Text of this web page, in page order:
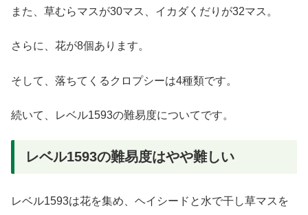
また、草むらマスが30マス、イカダくだりが32マス。
さらに、花が8個あります。
そして、落ちてくるクロプシーは4種類です。
続いて、レベル1593の難易度についてです。
レベル1593の難易度はやや難しい
レベル1593は花を集め、ヘイシードと水で干し草マスを